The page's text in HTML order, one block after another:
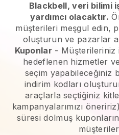
Blackbell, veri bilimi
yardımcı olacaktır.
müşterileri meşgul edin,
oluşturun ve pazarlar
Kuponlar - Müşterileriniz
hedeflenen hizmetler
seçim yapabileceğiniz
indirim kodları
araçlarla seçtiğiniz
kampanyalarımızı
süresi dolmuş